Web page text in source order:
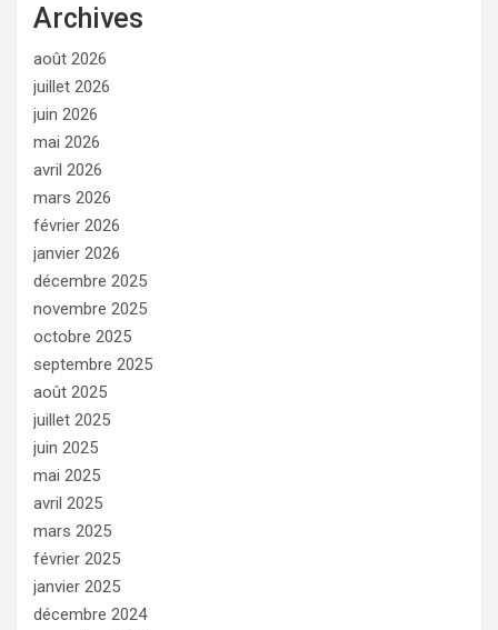
Archives
août 2026
juillet 2026
juin 2026
mai 2026
avril 2026
mars 2026
février 2026
janvier 2026
décembre 2025
novembre 2025
octobre 2025
septembre 2025
août 2025
juillet 2025
juin 2025
mai 2025
avril 2025
mars 2025
février 2025
janvier 2025
décembre 2024